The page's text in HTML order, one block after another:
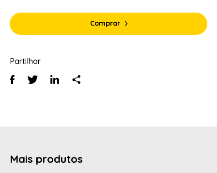
Comprar
Partilhar
Mais produtos